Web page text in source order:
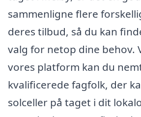
sammenligne flere
deres tilbud, så du kan
valg for netop dine behov.
vores platform kan du
kvalificerede fagfolk, der
solceller på taget i dit